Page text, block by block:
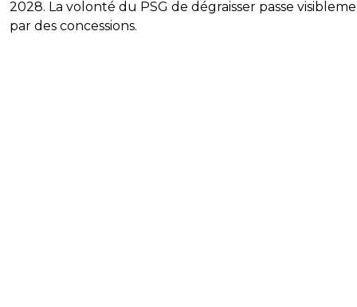
2028. La volonté du PSG de dégraisser passe
par des concessions.